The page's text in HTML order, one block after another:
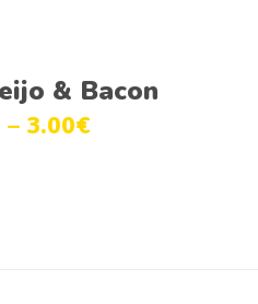
& Bacon
– 3.00€